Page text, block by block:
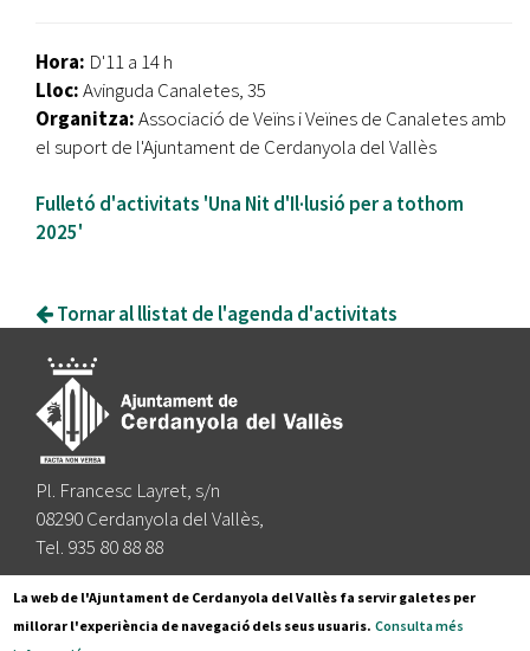
Hora: D'11 a 14 h
Lloc:Avinguda Canaletes, 35
Organitza:Associació de Veïns i Veïnes de Canaletes amb
el suport de l'Ajuntament de Cerdanyola del Vallès
Fulletó d'activitats 'Una Nit d'Il·lusió per a tothom
2025'
Tornar al llistat de l'agenda d'activitats
Pl. Francesc Layret, s/n
08290 Cerdanyola del Vallès,
Tel. 935 80 88 88
Segueix-nos a:
La web de l'Ajuntament de Cerdanyola del Vallès fa servir galetes per
millorar l'experiència de navegació dels seus usuaris. Consulta més